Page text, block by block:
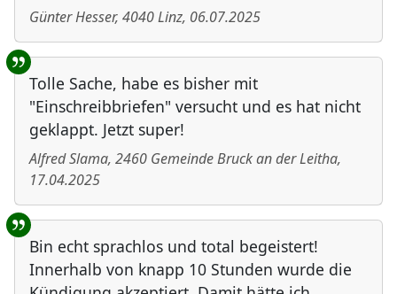
Günter Hesser, 4040Linz, 06.07.2025
Tolle Sache, habe es bisher mit
"Einschreibbriefen" versucht und es hat nicht
geklappt. Jetzt super!
Alfred Slama, 2460 Gemeinde Bruck an der Leitha,
17.04.2025
Bin echt sprachlos und total begeistert!
Innerhalb von knapp 10 Stunden wurde die